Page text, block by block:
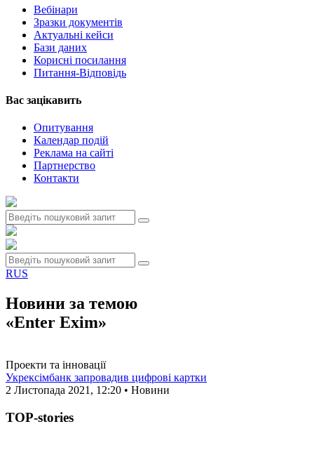
Вебінари
Зразки документів
Актуальні кейси
Бази даних
Корисні посилання
Питання-Відповідь
Вас зацiкавить
Опитування
Календар подій
Реклама на сайтi
Партнерство
Контакти
RUS
Новини за темою
«Enter Exim»
Проекти та інновації
Укрексімбанк запровадив цифрові картки
2 Листопада 2021, 12:20 • Новини
TOP-stories